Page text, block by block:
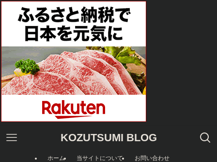
KOZUTSUMI BLOG
ホーム 当サイトについて お問い合わせ